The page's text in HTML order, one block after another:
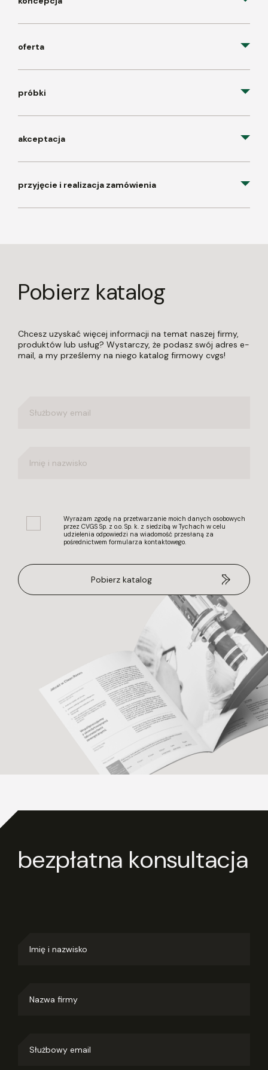
oferta
próbki
akceptacja
przyjęcie i realizacja zamówienia
Pobierz katalog
Chcesz uzyskać więcej informacji na temat naszej firmy,
produktów lub usług? Wystarczy, że podasz swój adres e-
mail, a my prześlemy na niego katalog firmowy cvgs!
Wyrażam zgodę na przetwarzanie moich danych osobowych
przez CVGS Sp. z o.o. Sp. k. z siedzibą w Tychach w celu
udzielenia odpowiedzi na wiadomość przesłaną za
pośrednictwem formularza kontaktowego.
bezpłatna konsultacja